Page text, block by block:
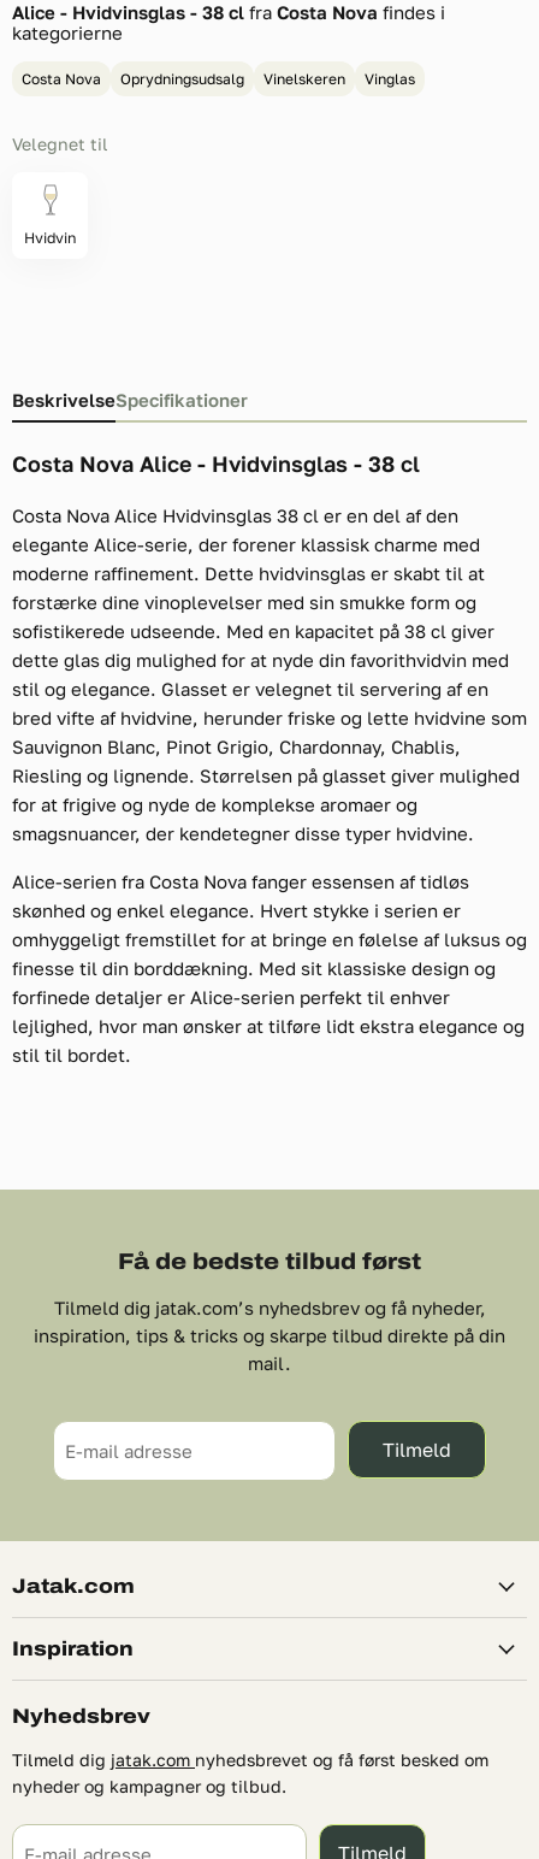
Alice - Hvidvinsglas - 38 cl fra Costa Nova findes i
kategorierne
Costa Nova Oprydningsudsalg Vinelskeren Vinglas
Velegnet til
Hvidvin
BeskrivelseSpecifikationer
Costa Nova Alice - Hvidvinsglas - 38 cl
Costa Nova Alice Hvidvinsglas 38 cl er en del af den
elegante Alice-serie, der forener klassisk charme med
moderne raffinement. Dette hvidvinsglas er skabt til at
forstærke dine vinoplevelser med sin smukke form og
sofistikerede udseende. Med en kapacitet på 38 cl giver
dette glas dig mulighed for at nyde din favorithvidvin med
stil og elegance. Glasset er velegnet til servering af en
bred vifte af hvidvine, herunder friske og lette hvidvine som
Sauvignon Blanc, Pinot Grigio, Chardonnay, Chablis,
Riesling og lignende. Størrelsen på glasset giver mulighed
for at frigive og nyde de komplekse aromaer og
smagsnuancer, der kendetegner disse typer hvidvine.
Alice-serien fra Costa Nova fanger essensen af tidløs
skønhed og enkel elegance. Hvert stykke i serien er
omhyggeligt fremstillet for at bringe en følelse af luksus og
finesse til din borddækning. Med sit klassiske design og
forfinede detaljer er Alice-serien perfekt til enhver
lejlighed, hvor man ønsker at tilføre lidt ekstra elegance og
stil til bordet.
Få de bedste tilbud først
Tilmeld dig jatak.com’s nyhedsbrev og få nyheder,
inspiration, tips & tricks og skarpe tilbud direkte på din
mail.
E-mail adresse Tilmeld
Jatak.com
Inspiration
Nyhedsbrev
Tilmeld dig jatak.com nyhedsbrevet og få først besked om
nyheder og kampagner og tilbud.
E-mail adresse Tilmeld